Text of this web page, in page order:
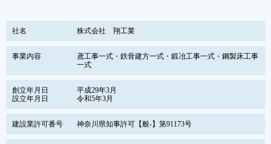
社名 株式会社 翔工業
事業内容
鳶工事一式・鉄骨建方一式・鍛冶工事一式・鋼製床工事
一式
創立年月日
設立年月日
平成29年3月
令和5年3月
建設業許可番号 神奈川県知事許可【般-】第91173号